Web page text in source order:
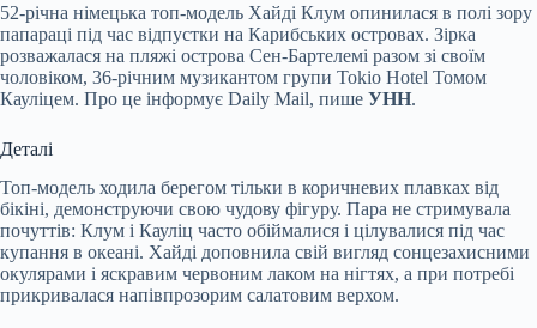
52-річна німецька топ-модель Хайді Клум опинилася в полі зору
папараці під час відпустки на Карибських островах. Зірка
розважалася на пляжі острова Сен-Бартелемі разом зі своїм
чоловіком, 36-річним музикантом групи Tokio Hotel Томом
Кауліцем. Про це інформує Daily Mail, пише УНН.
Деталі
Топ-модель ходила берегом тільки в коричневих плавках від
бікіні, демонструючи свою чудову фігуру. Пара не стримувала
почуттів: Клум і Кауліц часто обіймалися і цілувалися під час
купання в океані. Хайді доповнила свій вигляд сонцезахисними
окулярами і яскравим червоним лаком на нігтях, а при потребі
прикривалася напівпрозорим салатовим верхом.